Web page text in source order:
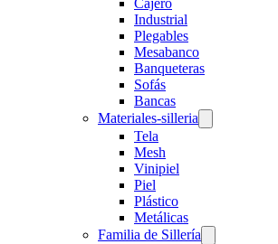
Cajero
Industrial
Plegables
Mesabanco
Banqueteras
Sofás
Bancas
Materiales-silleria
Tela
Mesh
Vinipiel
Piel
Plástico
Metálicas
Familia de Sillería